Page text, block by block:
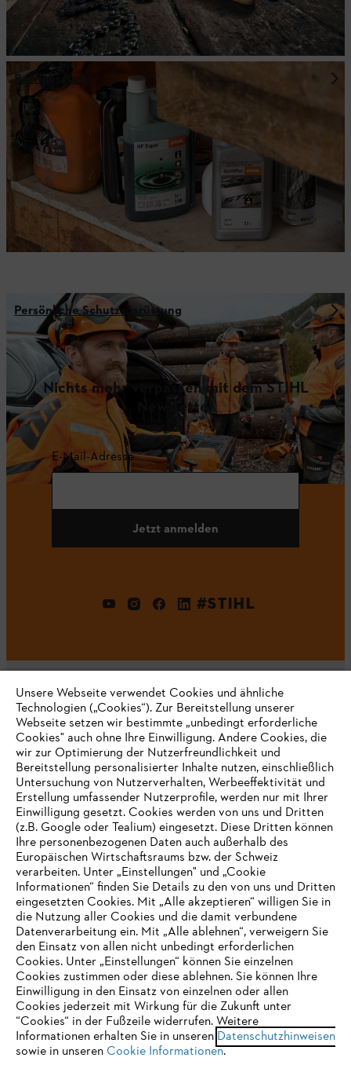
Betriebsstoffe
Persönliche Schutzausrüstung
Nichts mehr verpassen mit dem STIHL
Newsletter
E-Mail-Adresse
Jetzt anmelden
#STIHL
Unternehmen
Häufig gestellte Fragen
Support
Datenschutz Impressum Cookies
Rechtliche Informationen
STIHL VERTRIEBS AG, 8617 Mönchaltorf
IHR BROWSER WIRD NICHT
UNTERSTÜTZT
Sie nutzen einen Browser, den wir noch nicht unterstützen. Für
eine optimale Nutzung unserer Seite empfehlen wir Ihnen, zu
einem der folgenden Browser zu wechseln:
Unsere Webseite verwendet Cookies und ähnliche
Technologien („Cookies“). Zur Bereitstellung unserer
Webseite setzen wir bestimmte „unbedingt erforderliche
Cookies" auch ohne Ihre Einwilligung. Andere Cookies, die
wir zur Optimierung der Nutzerfreundlichkeit und
Bereitstellung personalisierter Inhalte nutzen, einschließlich
Untersuchung von Nutzerverhalten, Werbeeffektivität und
Erstellung umfassender Nutzerprofile, werden nur mit Ihrer
Einwilligung gesetzt. Cookies werden von uns und Dritten
(z.B. Google oder Tealium) eingesetzt. Diese Dritten können
Ihre personenbezogenen Daten auch außerhalb des
Europäischen Wirtschaftsraums bzw. der Schweiz
verarbeiten. Unter „Einstellungen" und „Cookie
Informationen“ finden Sie Details zu den von uns und Dritten
eingesetzten Cookies. Mit „Alle akzeptieren“ willigen Sie in
die Nutzung aller Cookies und die damit verbundene
Datenverarbeitung ein. Mit „Alle ablehnen“, verweigern Sie
den Einsatz von allen nicht unbedingt erforderlichen
Cookies. Unter „Einstellungen“ können Sie einzelnen
Cookies zustimmen oder diese ablehnen. Sie können Ihre
Einwilligung in den Einsatz von einzelnen oder allen
Cookies jederzeit mit Wirkung für die Zukunft unter
“Cookies“ in der Fußzeile widerrufen. Weitere
Informationen erhalten Sie in unseren Datenschutzhinweisen
sowie in unseren Cookie Informationen.